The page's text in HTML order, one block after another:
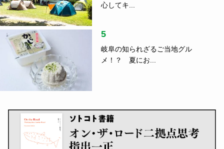
心してキ...
5
岐阜の知られざるご当地グル
メ！？ 夏にお...